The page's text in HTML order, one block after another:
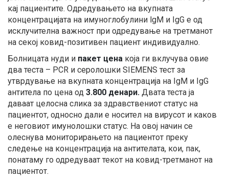
кај пациентите. Одредувањето на вкупната
концентрацијата на имуноглобулини lgM и IgG е од
исклучителна важност при одредување на третманот
на секој ковид-позитивен пациент индивидуално.
Болницата нуди и пакет цена која ги вклучува овие
два теста – PCR и серолошки SIEMENS тест за
утврдување на вкупната концентрација на IgM и IgG
антитела по цена од 3.800 денари. Двата теста ја
даваат целосна слика за здравствениот статус на
пациентот, односно дали е носител на вирусот и каков
е неговиот имунолошки статус. На овој начин се
олеснува мониторирањето на пациентот преку
следење на концентрација на антителата, кои, пак,
понатаму го одредуваат текот на ковид-третманот на
пациентот.